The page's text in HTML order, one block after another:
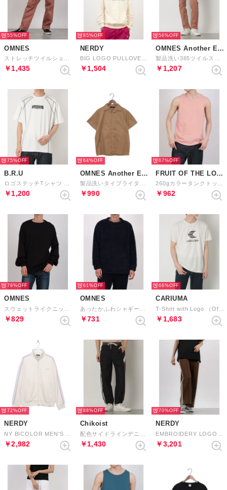
55%
OMNES
￥1,435
85%
NERDY
￥1,504
56%
OMNES Another Edition
￥1,207
75%
B.R.U
￥1,200
64%
OMNES Another Edition
￥990
67%
FRUIT OF THE LOOM
￥962
79%
OMNES
￥829
61%
OMNES
￥731
66%
CARIUMA
￥1,683
72%
NERDY
￥2,982
88%
Chikoist
￥1,430
70%
NERDY
￥3,201